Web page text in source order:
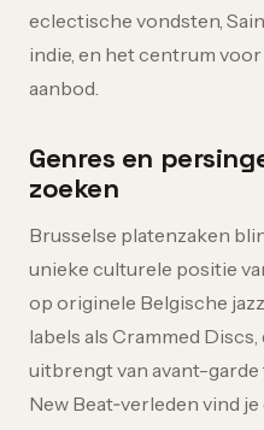
eclectische vondsten,
indie, en het centrum
aanbod.
Genres en
zoeken
Brusselse platenzaken
unieke culturele positie
op originele Belgische
labels als Crammed
uitbrengt van avant-
New Beat‑verleden vind